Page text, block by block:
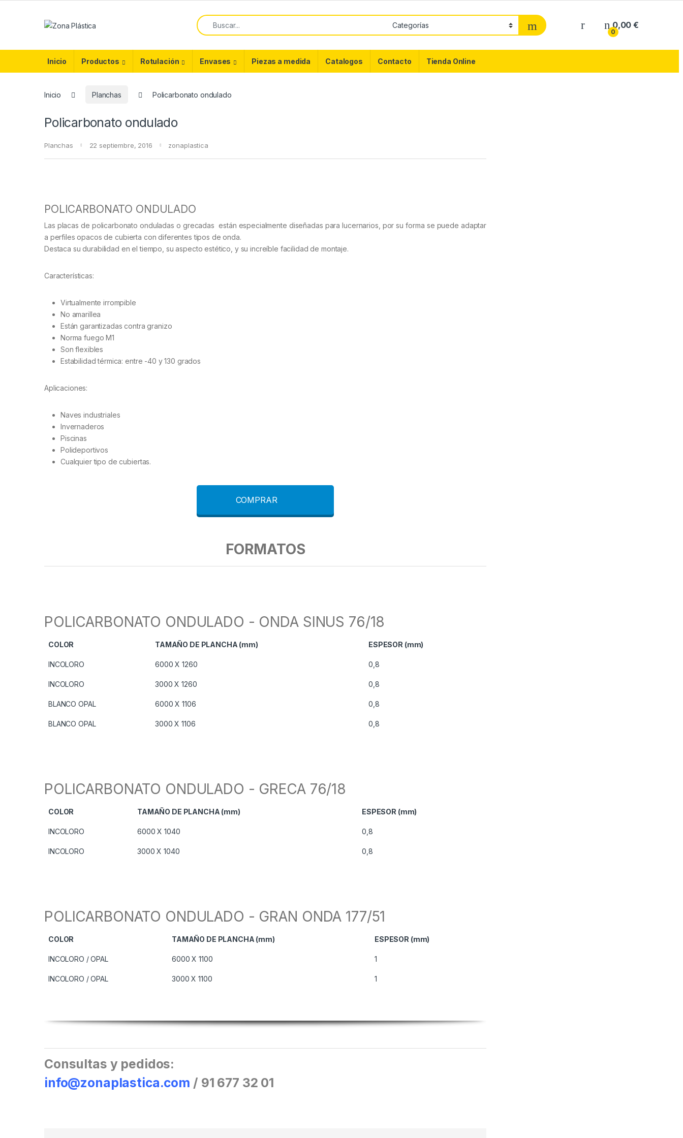
Search for:
0
0,00€
Inicio Productos Rotulación Envases Piezas a medida Catalogos Contacto Tienda Online
Inicio Planchas Policarbonato ondulado
Policarbonato ondulado
Planchas 22 septiembre, 2016 zonaplastica
POLICARBONATO ONDULADO
Las placas de policarbonato onduladas o grecadas están especialmente diseñadas para lucernarios, por su forma se puede adaptar
a perfiles opacos de cubierta con diferentes tipos de onda.
Destaca su durabilidad en el tiempo, su aspecto estético, y su increíble facilidad de montaje.
Características:
Virtualmente irrompible
No amarillea
Están garantizadas contra granizo
Norma fuego M1
Son flexibles
Estabilidad térmica: entre -40 y 130 grados
Aplicaciones:
Naves industriales
Invernaderos
Piscinas
Polideportivos
Cualquier tipo de cubiertas.
COMPRAR
FORMATOS
POLICARBONATO ONDULADO - ONDA SINUS 76/18
COLOR TAMAÑO DE PLANCHA (mm) ESPESOR (mm)
INCOLORO 6000 X 1260 0,8
INCOLORO 3000 X 1260 0,8
BLANCO OPAL 6000 X 1106 0,8
BLANCO OPAL 3000 X 1106 0,8
POLICARBONATO ONDULADO - GRECA 76/18
COLOR TAMAÑO DE PLANCHA (mm) ESPESOR (mm)
INCOLORO 6000 X 1040 0,8
INCOLORO 3000 X 1040 0,8
POLICARBONATO ONDULADO - GRAN ONDA 177/51
COLOR TAMAÑO DE PLANCHA (mm) ESPESOR (mm)
INCOLORO / OPAL 6000 X 1100 1
INCOLORO / OPAL 3000 X 1100 1
Consultas y pedidos:
info@zonaplastica.com / 91 677 32 01